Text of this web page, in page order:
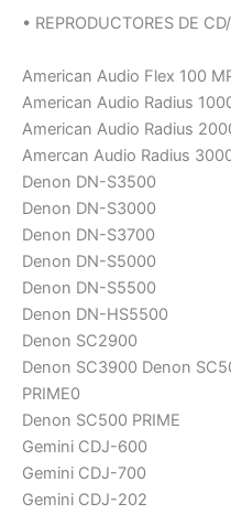
• REPRODUCTORES DE
American Audio Flex 100
American Audio Radius
American Audio Radius
Amercan Audio Radius
Denon DN-S3500
Denon DN-S3000
Denon DN-S3700
Denon DN-S5000
Denon DN-S5500
Denon DN-HS5500
Denon SC2900
Denon SC3900 Denon
PRIME0
Denon SC500 PRIME
Gemini CDJ-600
Gemini CDJ-700
Gemini CDJ-202